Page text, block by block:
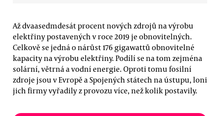
Až dvaasedmdesát procent nových zdrojů na výrobu
elektřiny postavených v roce 2019 je obnovitelných.
Celkově se jedná o nárůst 176 gigawattů obnovitelné
kapacity na výrobu elektřiny. Podílí se na tom zejména
solární, větrná a vodní energie. Oproti tomu fosilní
zdroje jsou v Evropě a Spojených státech na ústupu, loni
jich firmy vyřadily z provozu více, než kolik postavily.